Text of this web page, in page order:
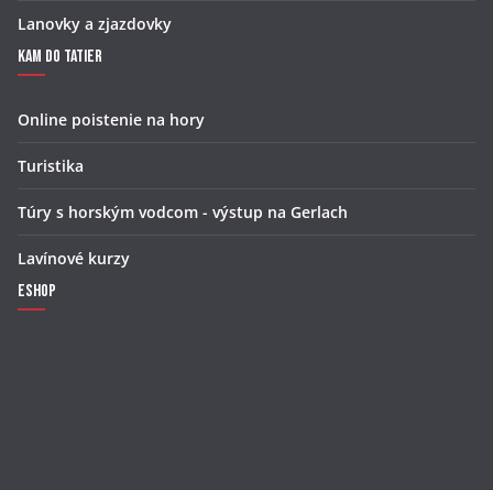
Lanovky a zjazdovky
Kam do Tatier
Online poistenie na hory
Turistika
Túry s horským vodcom - výstup na Gerlach
Lavínové kurzy
Eshop